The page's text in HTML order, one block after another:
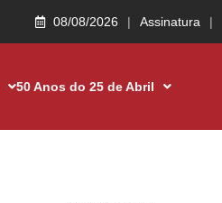
08/08/2026 Assinatura
50 Anos do 25 de Abril